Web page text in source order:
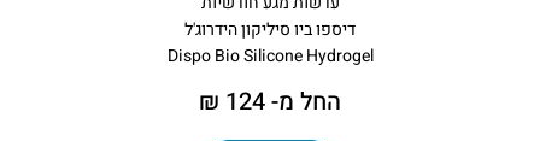
דיספו ביו סיליקון הידרוג'ל
Dispo Bio Silicone Hydrogel
החל מ- 124 ₪